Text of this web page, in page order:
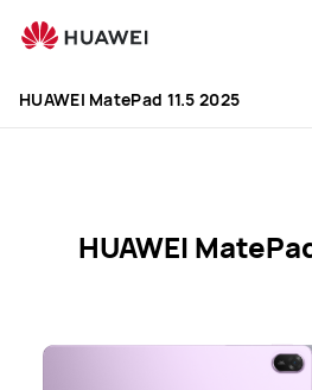
MatePad
2025
HUAWEI MatePad 11.5 2025
HUAWEI